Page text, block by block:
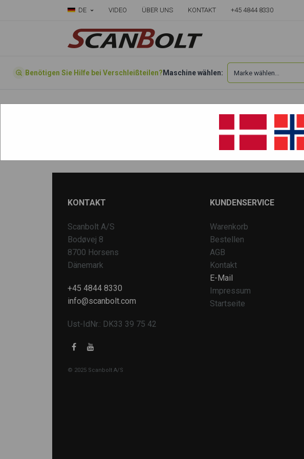
DE VIDEO ÜBER UNS KONTAKT +45 4844 8330
Benötigen Sie Hilfe bei Verschleißteilen? Maschine wählen:
DX235 LC 5
KONTAKT
Scanbolt A/S
Bodøvej 8
8700 Horsens
Dänemark
+45 4844 8330
info@scanbolt.com
Ust-IdNr.: DK33 39 75 42
© 2025 Scanbolt A/S
KUNDENSERVICE
Warenkorb
Bestellen
AGB
Kontakt
E-Mail
Impressum
Startseite